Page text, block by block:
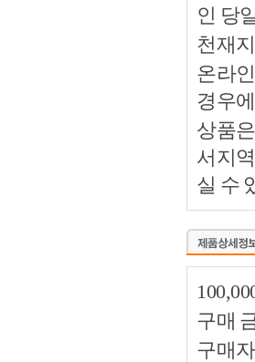
인 당
천재
온라
경우
상품
서지
실 수
구매
구매